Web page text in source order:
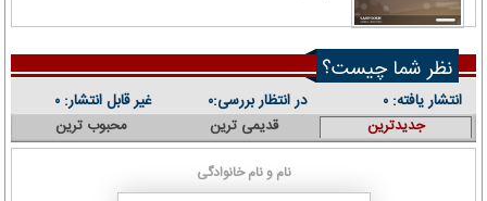
نظر شما چیست؟
انتشار یافته: ۰ در انتظار بررسی:۰ غیر قابل انتشار: ۰
جدیدترین قدیمی ترین محبوب ترین
نام و نام خانوادگی